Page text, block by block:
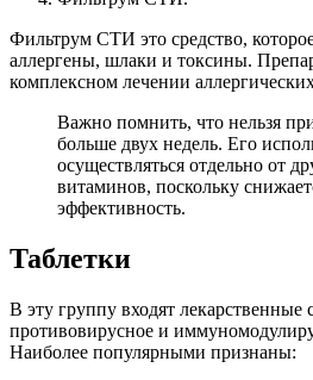
Фильтрум СТИ это средство,
аллергены, шлаки и токсины.
комплексном лечении
Важно помнить, что нельзя
больше двух недель. Его
осуществляться отдельно от
витаминов, поскольку
эффективность.
Таблетки
В эту группу входят
противовирусное и
Наиболее популярными признаны: